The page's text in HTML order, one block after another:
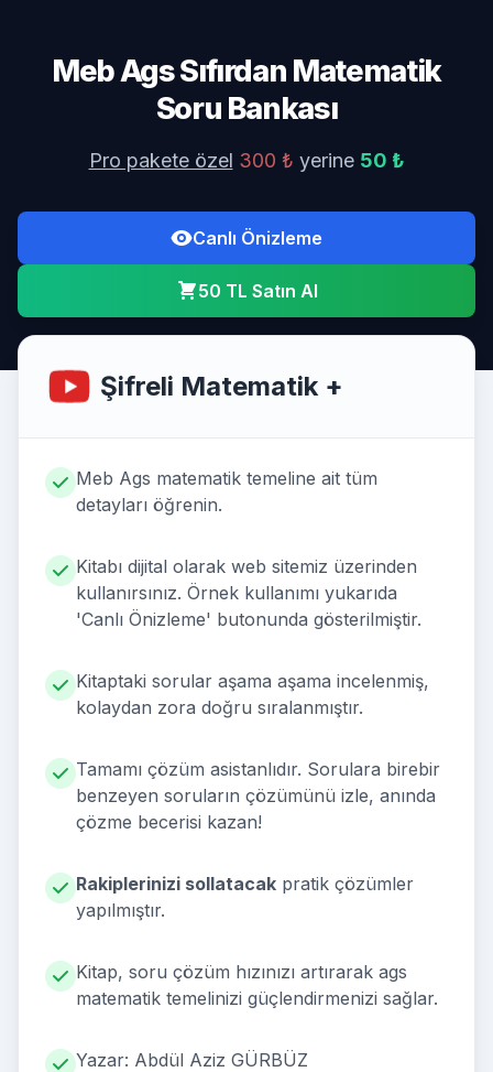
Meb Ags Sıfırdan Matematik
Soru Bankası
Pro pakete özel 300 ₺ yerine 50 ₺
Canlı Önizleme
50 TL Satın Al
Şifreli Matematik +
Meb Ags matematik temeline ait tüm
detayları öğrenin.
Kitabı dijital olarak web sitemiz üzerinden
kullanırsınız. Örnek kullanımı yukarıda
'Canlı Önizleme' butonunda gösterilmiştir.
Kitaptaki sorular aşama aşama incelenmiş,
kolaydan zora doğru sıralanmıştır.
Tamamı çözüm asistanlıdır. Sorulara birebir
benzeyen soruların çözümünü izle, anında
çözme becerisi kazan!
Rakiplerinizi sollatacak pratik çözümler
yapılmıştır.
Kitap, soru çözüm hızınızı artırarak ags
matematik temelinizi güçlendirmenizi sağlar.
Yazar: Abdül Aziz GÜRBÜZ